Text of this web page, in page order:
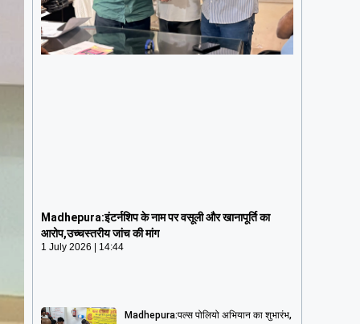
Madhepura:इंटर्नशिप के नाम पर वसूली और खानापूर्ति का
आरोप,उच्चस्तरीय जांच की मांग
1 July 2026 14:44
1 July 2026 14:44
Madhepura:पल्स पोलियो अभियान का शुभारंभ,